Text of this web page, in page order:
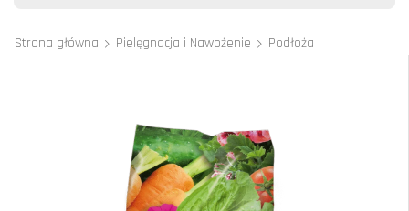
Strona główna Pielęgnacja i Nawożenie Podłoża